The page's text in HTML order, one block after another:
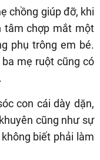
chồng giúp đỡ, khi
tâm chợp mắt một
phụ trông em bé.
mẹ ruột cũng có
con cái dày dặn,
cũng như sự
biết phải làm